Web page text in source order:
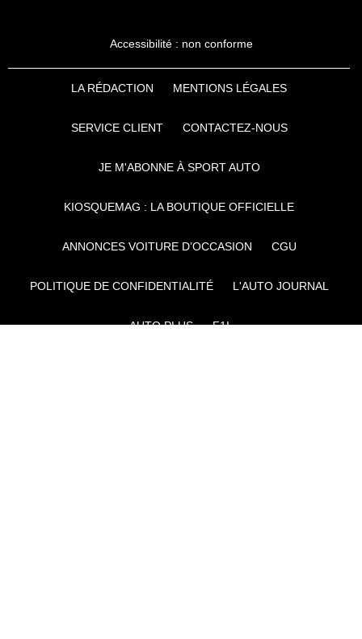
Accessibilité : non conforme
LA RÉDACTION MENTIONS LÉGALES
SERVICE CLIENT CONTACTEZ-NOUS
JE M'ABONNE À SPORT AUTO
KIOSQUEMAG : LA BOUTIQUE OFFICIELLE
ANNONCES VOITURE D’OCCASION CGU
POLITIQUE DE CONFIDENTIALITÉ L'AUTO JOURNAL
AUTO PLUS F1I